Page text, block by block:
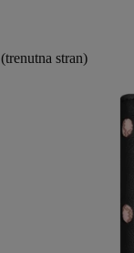
(trenutna stran)